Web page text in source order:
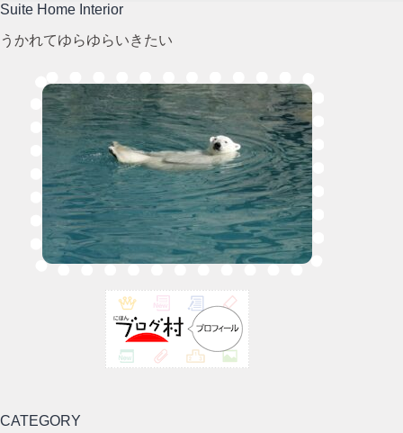
Suite Home Interior
うかれてゆらゆらいきたい
CATEGORY